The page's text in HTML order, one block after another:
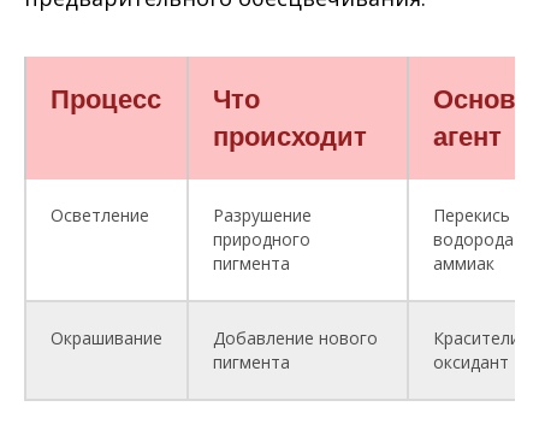
Процесс
Что
происходит
агент
Осветление
Разрушение
природного
пигмента
Перекись
водорода +
аммиак
Окрашивание
Добавление нового
пигмента
Красители +
оксидант